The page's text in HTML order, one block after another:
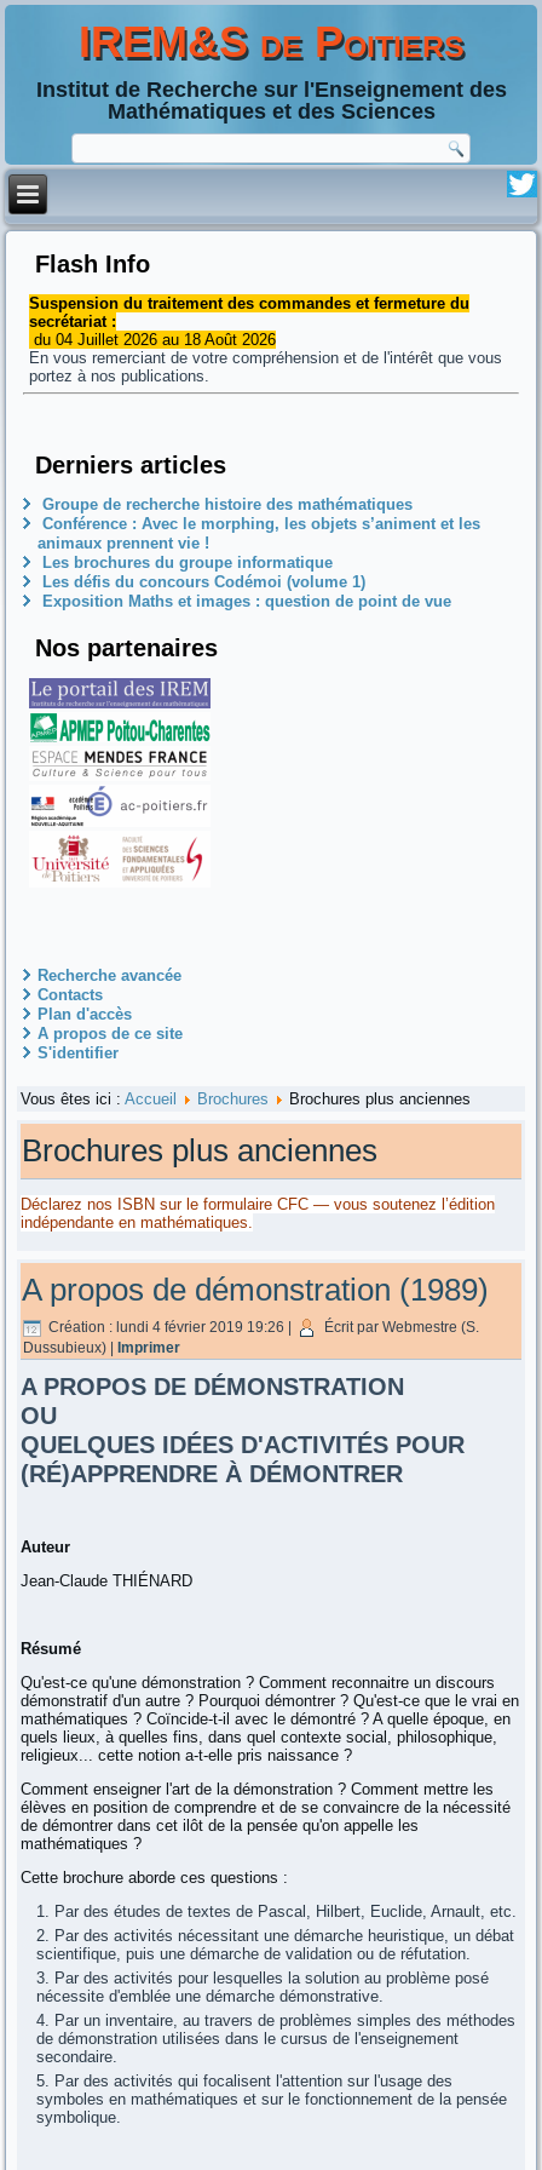
IREM&S de Poitiers
Institut de Recherche sur l'Enseignement des
Mathématiques et des Sciences
Flash Info
Suspension du traitement des commandes et fermeture du
secrétariat :
du 04 Juillet 2026 au 18 Août 2026
En vous remerciant de votre compréhension et de l'intérêt que vous
portez à nos publications.
Derniers articles
Groupe de recherche histoire des mathématiques
Conférence : Avec le morphing, les objets s’animent et les
animaux prennent vie !
Les brochures du groupe informatique
Les défis du concours Codémoi (volume 1)
Exposition Maths et images : question de point de vue
Nos partenaires
Recherche avancée
Contacts
Plan d'accès
A propos de ce site
S'identifier
Vous êtes ici :Accueil Brochures Brochures plus anciennes
Brochures plus anciennes
Déclarez nos ISBN sur le formulaire CFC — vous soutenez l’édition
indépendante en mathématiques.
A propos de démonstration (1989)
Création : lundi 4 février 2019 19:26
Écrit par Webmestre (S.
Dussubieux)
Imprimer
A PROPOS DE DÉMONSTRATION
OU
QUELQUES IDÉES D'ACTIVITÉS POUR
(RÉ)APPRENDRE À DÉMONTRER
Auteur
Jean-Claude THIÉNARD
Résumé
Qu'est-ce qu'une démonstration ? Comment reconnaitre un discours
démonstratif d'un autre ? Pourquoi démontrer ? Qu'est-ce que le vrai en
mathématiques ? Coïncide-t-il avec le démontré ? A quelle époque, en
quels lieux, à quelles fins, dans quel contexte social, philosophique,
religieux... cette notion a-t-elle pris naissance ?
Comment enseigner l'art de la démonstration ? Comment mettre les
élèves en position de comprendre et de se convaincre de la nécessité
de démontrer dans cet ilôt de la pensée qu'on appelle les
mathématiques ?
Cette brochure aborde ces questions :
Par des études de textes de Pascal, Hilbert, Euclide, Arnault, etc.
Par des activités nécessitant une démarche heuristique, un débat
scientifique, puis une démarche de validation ou de réfutation.
Par des activités pour lesquelles la solution au problème posé
nécessite d'emblée une démarche démonstrative.
Par un inventaire, au travers de problèmes simples des méthodes
de démonstration utilisées dans le cursus de l'enseignement
secondaire.
Par des activités qui focalisent l'attention sur l'usage des
symboles en mathématiques et sur le fonctionnement de la pensée
symbolique.